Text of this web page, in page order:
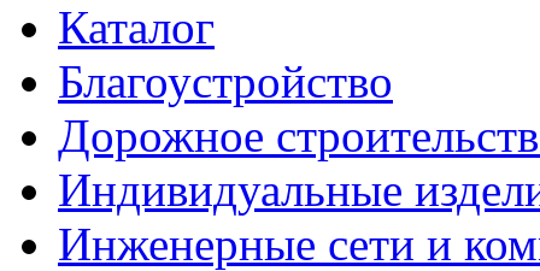
Каталог
Благоустройство
Дорожное
Индивидуальные
Инженерные сети и